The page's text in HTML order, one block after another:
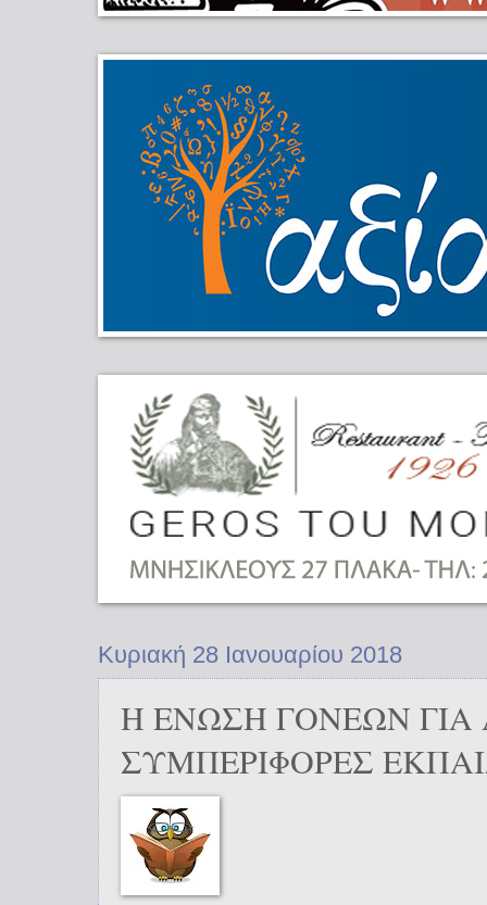
Κυριακή 28 Ιανουαρίου 2018
Η ΕΝΩΣΗ ΓΟΝΕΩΝ
ΣΥΜΠΕΡΙΦΟΡΕΣ